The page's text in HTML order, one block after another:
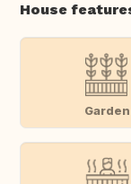
House
Garden